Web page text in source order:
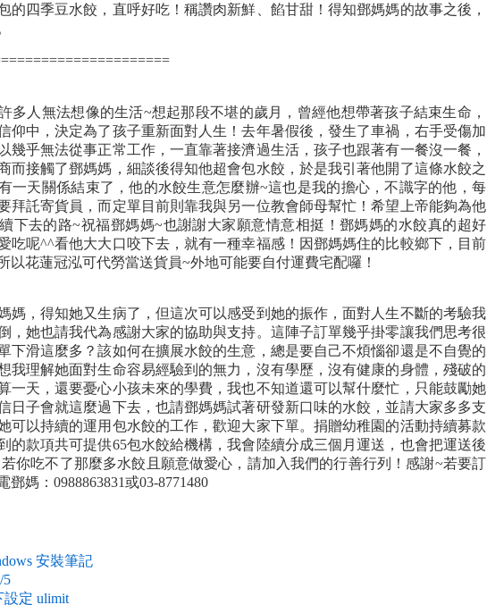
的四季豆水餃，直呼好吃！稱讚肉新鮮、餡甘甜！得知鄧媽媽的故事之後，
多人無法想像的生活~想起那段不堪的歲月，曾經他想帶著孩子結束生命，
仰中，決定為了孩子重新面對人生！去年暑假後，發生了車禍，右手受傷加
幾乎無法從事正常工作，一直靠著接濟過生活，孩子也跟著有一餐沒一餐，
而接觸了鄧媽媽，細談後得知他超會包水餃，於是我引著他開了這條水餃之
一天關係結束了，他的水餃生意怎麼辦~這也是我的擔心，不識字的他，每
拜託寄貨員，而定單目前則靠我與另一位教會師母幫忙！希望上帝能夠為他
下去的路~祝福鄧媽媽~也謝謝大家願意情意相挺！鄧媽媽的水餃真的超好
吃呢^^看他大大口咬下去，就有一種幸福感！因鄧媽媽住的比較鄉下，目前
以花蓮冠泓可代勞當送貨員~外地可能要自付運費宅配囉！
媽，得知她又生病了，但這次可以感受到她的振作，面對人生不斷的考驗我
，她也請我代為感謝大家的協助與支持。這陣子訂單幾乎掛零讓我們思考很
下滑這麼多？該如何在擴展水餃的生意，總是要自己不煩惱卻還是不自覺的
我理解她面對生命容易經驗到的無力，沒有學歷，沒有健康的身體，殘破的
一天，還要憂心小孩未來的學費，我也不知道還可以幫什麼忙，只能鼓勵她
日子會就這麼過下去，也請鄧媽媽試著研發新口味的水餃，並請大家多多支
可以持續的運用包水餃的工作，歡迎大家下單。捐贈幼稚園的活動持續募款
的款項共可提供65包水餃給機構，我會陸續分成三個月運送，也會把運送後
你吃不了那麼多水餃且願意做愛心，請加入我們的行善行列！感謝~若要訂
鄧媽：0988863831或03-8771480
安裝筆記
5
設定 ulimit